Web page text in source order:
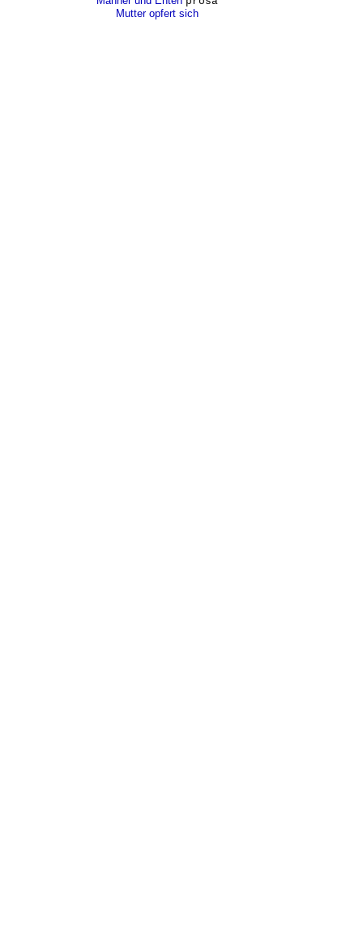
Mutter opfert sich